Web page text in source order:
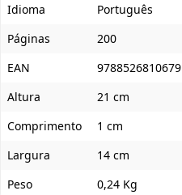
Idioma
Português
Páginas
200
EAN
9788526810679
Altura
21 cm
Comprimento
1 cm
Largura
14 cm
Peso
0,24 Kg